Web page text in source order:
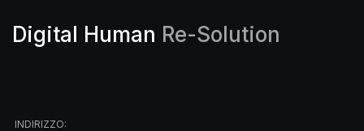
Digital Human Re-Solution
INDIRIZZO: